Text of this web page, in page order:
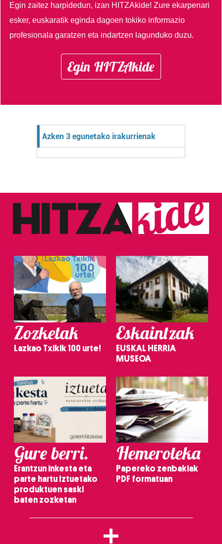
Egin zaitez harpidedun, izan HITZAkide!Zure ekarpenari
esker, euskaratik eginda dagoen tokiko informazio
profesionala garatzen eta indartzen lagunduko duzu.
Egin HITZAkide
Azken 3 egunetako irakurrienak
Zozketak
Lazkao Txikik 100 urte!
Eskaintzak
EUSKAL HERRIA
MUSEOA
Gure berri.
Erantzun inkesta eta
parte hartu Iztuetako
produktuen saski
baten zozketan
Hemeroteka
Papereko zenbakiak
PDF formatuan
+